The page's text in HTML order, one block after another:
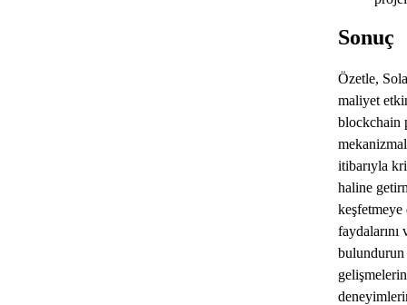
Sonuç
Özetle,
maliyet
blockchain
itibarıyla
haline
keşfetmeye